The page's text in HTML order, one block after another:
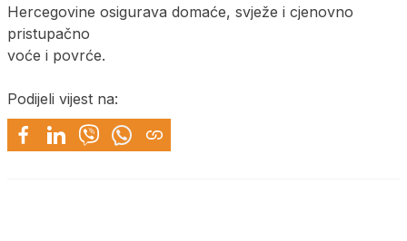
Hercegovine osigurava domaće, svježe i cjenovno
pristupačno
voće i povrće.
Podijeli vijest na: